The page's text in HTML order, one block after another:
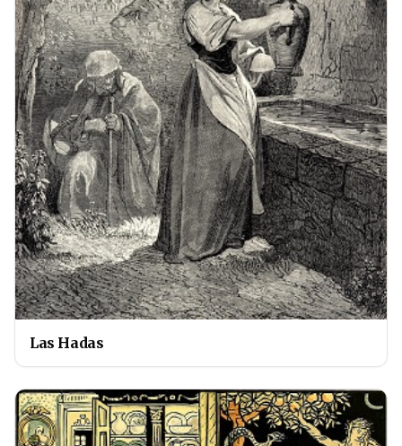
Las Hadas